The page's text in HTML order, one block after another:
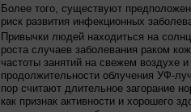
Более того, существуют
риск развития инфекционных
Привычки людей находиться на
роста случаев заболевания раком
частоты занятий на свежем воздухе
продолжительности облучения УФ-
пор считают длительное загорание
как признак активности и хорошего